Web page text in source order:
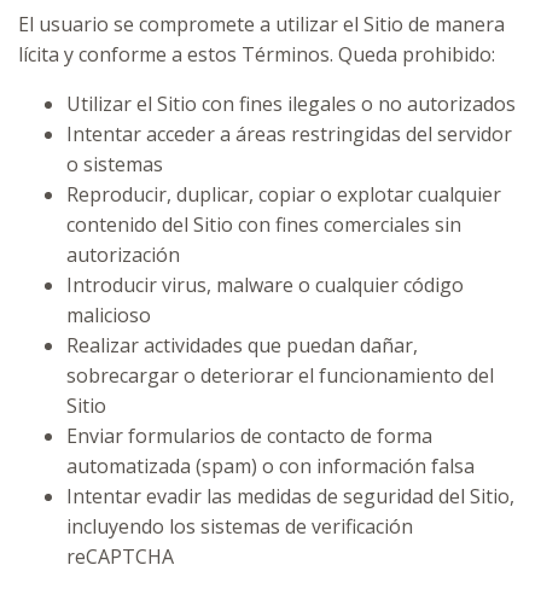
El usuario se compromete a utilizar el Sitio de manera
lícita y conforme a estos Términos. Queda prohibido:
Utilizar el Sitio con fines ilegales o no autorizados
Intentar acceder a áreas restringidas del servidor
o sistemas
Reproducir, duplicar, copiar o explotar cualquier
contenido del Sitio con fines comerciales sin
autorización
Introducir virus, malware o cualquier código
malicioso
Realizar actividades que puedan dañar,
sobrecargar o deteriorar el funcionamiento del
Sitio
Enviar formularios de contacto de forma
automatizada (spam) o con información falsa
Intentar evadir las medidas de seguridad del Sitio,
incluyendo los sistemas de verificación
reCAPTCHA